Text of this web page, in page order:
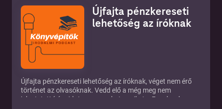
Újfajta pénzkereseti
lehetőség az íróknak
Újfajta pénzkereseti lehetőség az íróknak, véget nem érő
történet az olvasóknak. Vedd elő a még meg nem
jelentetett írásaidat, vagy azokat, amiket a Facebookon